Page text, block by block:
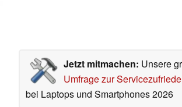
Jetzt mitmachen: Unsere
Umfrage zur
bei Laptops und Smartphones 2026